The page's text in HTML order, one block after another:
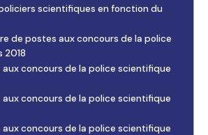
scientifiques en fonction du
de postes aux concours de la police
2018
concours de la police scientifique
concours de la police scientifique
concours de la police scientifique